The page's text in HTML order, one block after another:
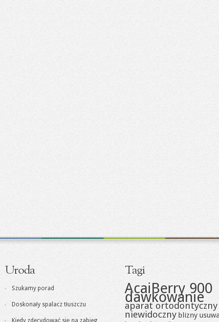
Uroda
Szukamy porad
Doskonały spalacz tłuszczu
Kiedy zdecydować się na zabieg
Tagi
AcaiBerry 900
dawkowanie
aparat ortodontyczny
niewidoczny blizny